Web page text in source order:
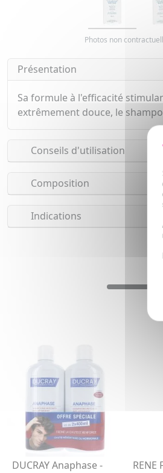
Photos non
Présentation
Sa formule à l'efficacité
extrêmement douce, le
Conseils d'utilisation
Composition
Indications
DUCRAY Anaphase -
RENE